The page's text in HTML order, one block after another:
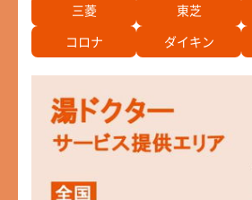
三菱 東芝
コロナ
ダイキン